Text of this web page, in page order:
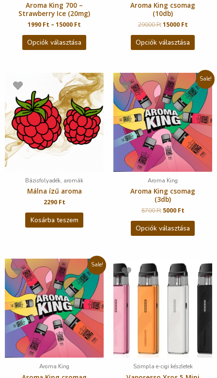
Aroma King 700 –
Strawberry Ice (20mg)
1990 Ft – 15000 Ft
Opciók választása
Aroma King csomag
(10db)
29000Ft 15000 Ft
Opciók választása
Bázisfolyadék, aromák
Málna ízű aroma
2290 Ft
Kosárba teszem
Sale!
Aroma King
Aroma King csomag
(3db)
8700Ft 5000 Ft
Opciók választása
Sale!
Aroma King Szimpla e-cigi készletek